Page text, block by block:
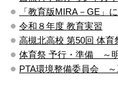
「教育版MIRA－GE」
令和８年度 教育実習
高槻北高校 第50回 体育
体育祭 予行・準備 ～
PTA環境整備委員会 ～